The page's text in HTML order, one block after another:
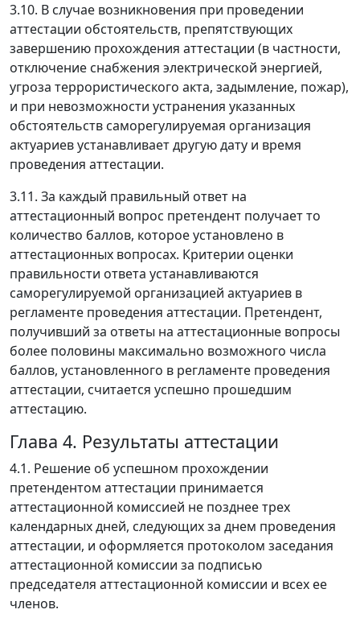
3.10. В случае возникновения при проведении
аттестации обстоятельств, препятствующих
завершению прохождения аттестации (в частности,
отключение снабжения электрической энергией,
угроза террористического акта, задымление, пожар),
и при невозможности устранения указанных
обстоятельств саморегулируемая организация
актуариев устанавливает другую дату и время
проведения аттестации.
3.11. За каждый правильный ответ на
аттестационный вопрос претендент получает то
количество баллов, которое установлено в
аттестационных вопросах. Критерии оценки
правильности ответа устанавливаются
саморегулируемой организацией актуариев в
регламенте проведения аттестации. Претендент,
получивший за ответы на аттестационные вопросы
более половины максимально возможного числа
баллов, установленного в регламенте проведения
аттестации, считается успешно прошедшим
аттестацию.
Глава 4. Результаты аттестации
4.1. Решение об успешном прохождении
претендентом аттестации принимается
аттестационной комиссией не позднее трех
календарных дней, следующих за днем проведения
аттестации, и оформляется протоколом заседания
аттестационной комиссии за подписью
председателя аттестационной комиссии и всех ее
членов.